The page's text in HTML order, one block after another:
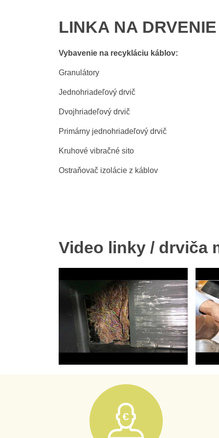
LINKA NA
Vybavenie na recykláciu káblov:
Granulátory
Jednohriadeľový drvič
Dvojhriadeľový drvič
Primárny jednohriadeľový drvič
Kruhové vibračné sito
Ostraňovač izolácie z káblov
Video linky / drviča